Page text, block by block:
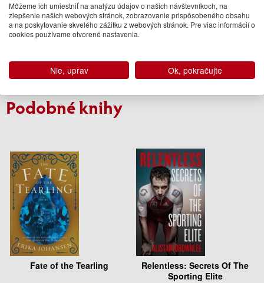
Autumn
13.95 €
Na sklade
A Death in the Family
13.95 €
Na objednávku
Podobné knihy
Fate of the Tearling
Relentless: Secrets Of The
Sporting Elite
Môžeme ich umiestniť na analýzu údajov o našich návštevníkoch, na
zlepšenie našich webových stránok, zobrazovanie prispôsobeného obsahu
a na poskytovanie skvelého zážitku z webových stránok. Pre viac informácií o
cookies používame otvorené nastavenia.
Nie, uprav Ok, pokračujte